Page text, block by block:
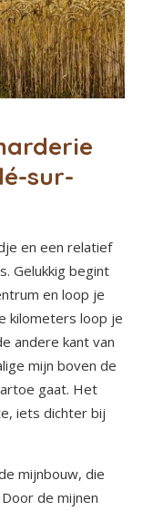
sur-
en een relatief
Gelukkig begint
en loop je
kilometers loop je
andere kant van
mijn boven de
gaat. Het
iets dichter bij
mijnbouw, die
de mijnen